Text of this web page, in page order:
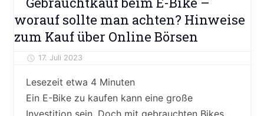
Reisen
&
Freizeit
worauf sollte man achten? Hinweise
zum Kauf über Online Börsen
17. Juli 2023
Lesezeit etwa 4 Minuten
Ein E-Bike zu kaufen kann eine große
Investition sein. Doch mit gebrauchten Bikes